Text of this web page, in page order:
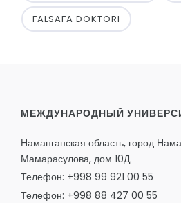
FALSAFA DOKTORI
МЕЖДУНАРОДНЫЙ
Наманганская область, город
Мамарасулова, дом 10Д.
Телефон: +998 99 921 00 55
Телефон: +998 88 427 00 55